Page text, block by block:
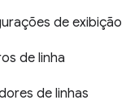
de exibição
de linha
de linhas